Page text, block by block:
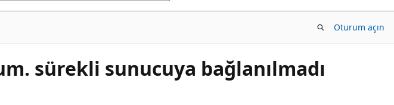
Oturum açın
sürekli sunucuya bağlanılmadı